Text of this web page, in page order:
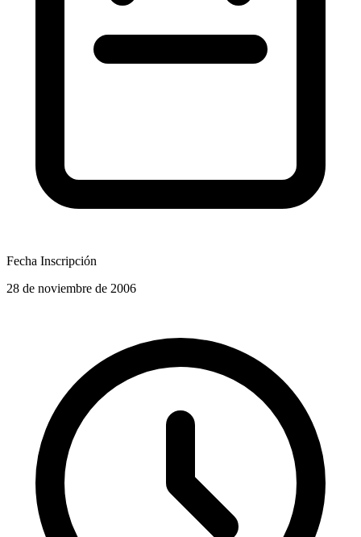
Fecha Inscripción
28 de noviembre de 2006